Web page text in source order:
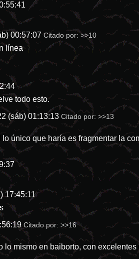
00:57:07 Citado por:>>10
línea
todo esto.
(sáb) 01:13:13 Citado por:>>13
único que haría es fragmentar la
17:45:11
Citado por:>>16
lo mismo en baiborto, con excelentes